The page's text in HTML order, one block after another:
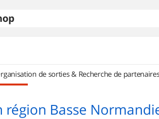
de sorties & Recherche de partenaires
Basse